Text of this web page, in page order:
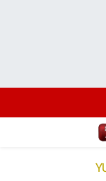
Yayın Akışı
TV 5